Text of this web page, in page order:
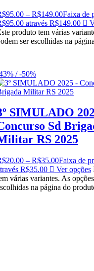
95.00 – R$149.00Faixa de
através R$149.00
produto tem várias
ser escolhidas na
/ -50%
SIMULADO
Sd
RS 2025
20.00 – R$35.00Faixa de
R$35.00
Ver opções
várias variantes. As
na página do